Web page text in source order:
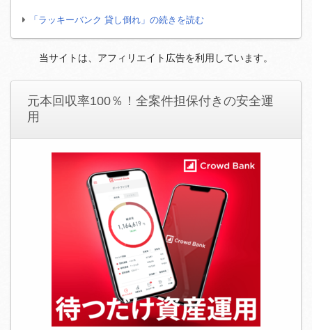
「ラッキーバンク 貸し倒れ」の続きを読む
当サイトは、アフィリエイト広告を利用しています。
元本回収率100％！全案件担保付きの安全運
用